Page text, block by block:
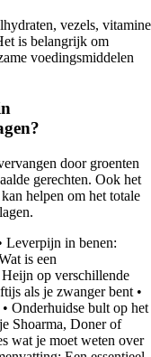
vezels, vitamine
is belangrijk om
voedingsmiddelen
door groenten
gerechten. Ook het
helpen om het totale
Leverpijn in benen:
is een
op verschillende
als je zwanger bent •
• Onderhuidse bult op het
Shoarma, Doner of
wat je moet weten over